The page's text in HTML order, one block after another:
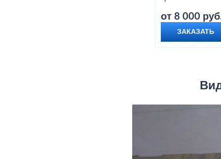
от 8 000
ЗАКАЗАТЬ